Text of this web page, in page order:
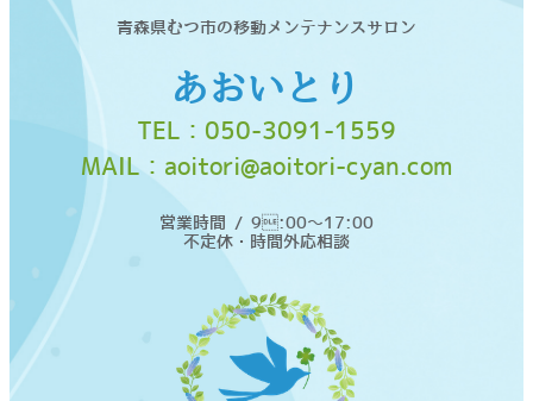
青森県むつ市の移動メンテナンスサロン
あおいとり
TEL： 050-3091-1559
MAIL： aoitori@aoitori-cyan.com
営業時間 / 9:00〜17:00
不定休・時間外応相談